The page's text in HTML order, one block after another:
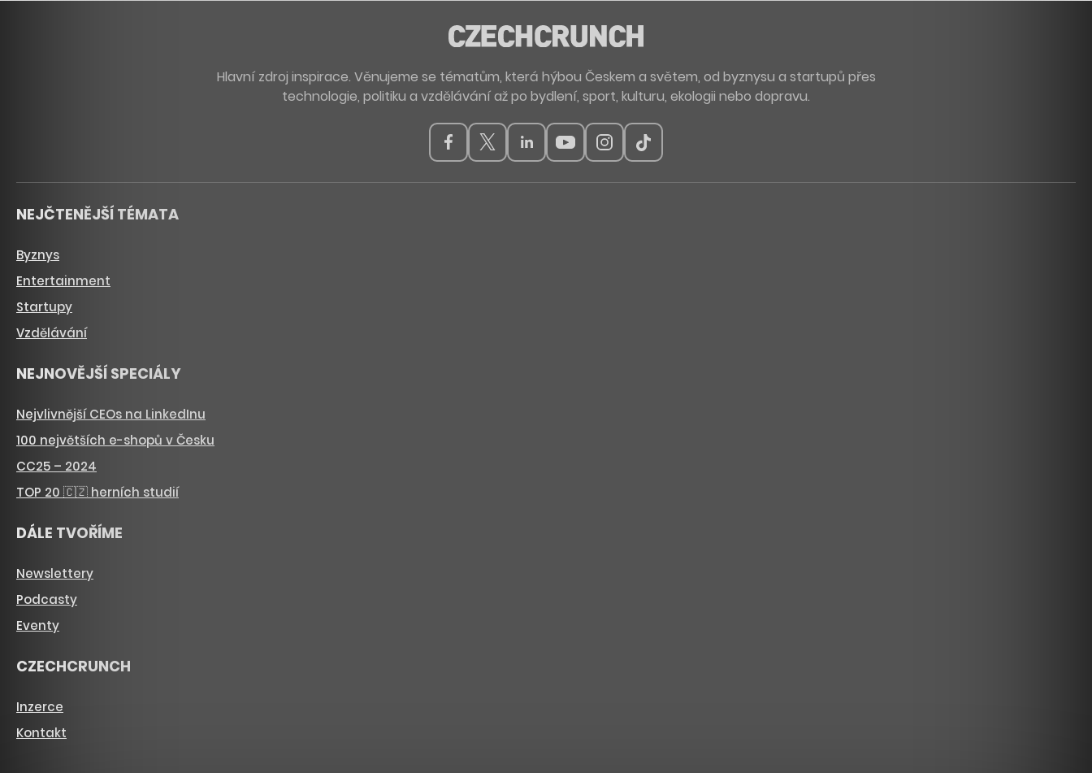
Hlavní zdroj inspirace. Věnujeme se tématům, která hýbou Českem a světem, od byznysu a startupů přes
technologie, politiku a vzdělávání až po bydlení, sport, kulturu, ekologii nebo dopravu.
NEJČTENĚJŠÍ TÉMATA
Byznys
Entertainment
Startupy
Vzdělávání
NEJNOVĚJŠÍ SPECIÁLY
Nejvlivnější CEOs na LinkedInu
100 největších e-shopů v Česku
CC25 – 2024
TOP 20 🇨🇿 herních studií
DÁLE TVOŘÍME
Newslettery
Podcasty
Eventy
CZECHCRUNCH
Inzerce
Kontakt